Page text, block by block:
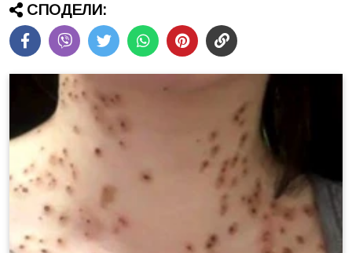
СПОДЕЛИ: